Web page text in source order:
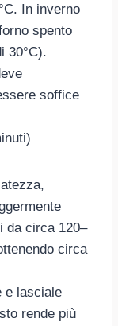
In inverno
spento
30°C).
soffice
da circa 120–
circa
e lasciale
rende più